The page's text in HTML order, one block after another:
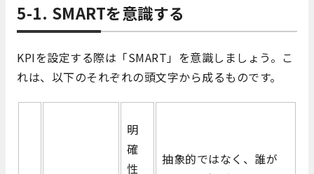
5-1. SMARTを意識する
KPIを設定する際は「SMART」を意識しましょう。こ
れは、以下のそれぞれの頭文字から成るものです。
明
確
性
抽象的ではなく、誰が